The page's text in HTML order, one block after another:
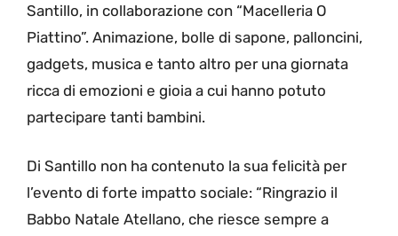
Santillo, in collaborazione con “Macelleria O
Piattino”. Animazione, bolle di sapone, palloncini,
gadgets, musica e tanto altro per una giornata
ricca di emozioni e gioia a cui hanno potuto
partecipare tanti bambini.
Di Santillo non ha contenuto la sua felicità per
l’evento di forte impatto sociale: “Ringrazio il
Babbo Natale Atellano, che riesce sempre a